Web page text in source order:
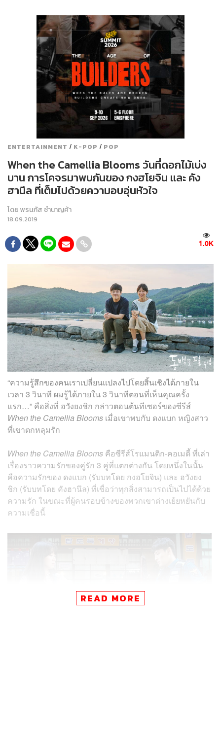
ENTERTAINMENT / K-POP / POP
When the Camellia Blooms วันที่ดอกไม้เบ่ง
บาน การโคจรมาพบกันของ กงฮโยจิน และ คัง
ฮานึล ที่เต็มไปด้วยความอบอุ่นหัวใจ
โดยพรนภัส ชำนาญค้า
18.09.2019
1.0K
“ความรู้สึกของคนเราเปลี่ยนแปลงไปโดยสิ้นเชิงได้ภายใน
เวลา 3 วินาที ผมรู้ได้ภายใน 3 วินาทีตอนที่เห็นคุณครั้ง
แรก…” คือสิ่งที่ ฮวังยงชิก กล่าวตอนต้นทีเซอร์ของซีรีส์
When the Camellia Blooms เมื่อเขาพบกับ ดงแบก หญิงสาว
ที่เขาตกหลุมรัก
When the Camellia Blooms คือซีรีส์โรแมนติก-คอเมดี้ ที่เล่า
เรื่องราวความรักของคู่รัก 3 คู่ที่แตกต่างกัน โดยหนึ่งในนั้น
คือความรักของ ดงแบก (รับบทโดย กงฮโยจิน) และ ฮวังยง
ชิก (รับบทโดย คังฮานึล) ที่เชื่อว่าทุกสิ่งสามารถเป็นไปได้ด้วย
ความรัก ในขณะที่ผู้คนรอบข้างของพวกเขาต่างเย้ยหยันกับ
ความเชื่อนี้
READ MORE